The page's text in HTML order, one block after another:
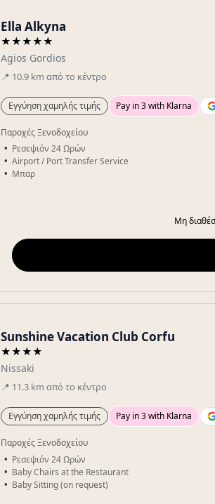
Ella Alkyna
★★★★★
Agios Gordios
📍 10.9 km από το κέντρο
Εγγύηση χαμηλής τιμής Pay in 3 with Klarna
Παροχές Ξενοδοχείου
Ρεσεψιόν 24 Ωρών
Airport / Port Transfer Service
Μπαρ
Μη
Sunshine Vacation Club Corfu
★★★★
Nissaki
📍 11.3 km από το κέντρο
Εγγύηση χαμηλής τιμής Pay in 3 with Klarna
Παροχές Ξενοδοχείου
Ρεσεψιόν 24 Ωρών
Baby Chairs at the Restaurant
Baby Sitting (on request)